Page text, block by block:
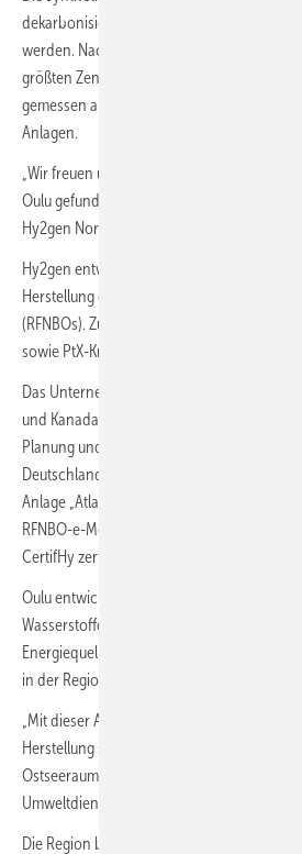
dekarbonisierende Sektoren wie Schifffahrt
werden. Nach Angaben des Unternehmens
größten Zentrum für Power-to-X-Projekte
gemessen an der Zahl der derzeit in
Anlagen.
„Wir freuen uns sehr, einen Standort für
Oulu gefunden zu haben“, sagt Hege
Hy2gen Nordic.
Hy2gen entwickelt, finanziert, baut und
Herstellung erneuerbarer Kraftstoffe nicht-
(RFNBOs). Zum Portfolio gehören
sowie PtX-Kraftstoffe wie Sustainable
Das Unternehmen ist bereits in
und Kanada aktiv. Die Projektpipeline
Planung und Bau sowie weitere 15 Gigawatt
Deutschland betreibt Hy2gen seit 2023 die
Anlage „Atlantis“ in Werlte. Diese wurde im
RFNBO-e-Methan-Anlage in Deutschland
CertifHy zertifiziert.
Oulu entwickelt sich zunehmend zu einem
Wasserstoffderivate. Neben Hy2gen haben
Energiequelle, ABO Energy, P2X Solutions
in der Region angekündigt.
„Mit dieser Ankündigung beherbergt Oulu
Herstellung synthetischer Kraftstoffe als
Ostseeraum“, sagt Marko Kilpeläinen,
Umweltdienste der Stadt Oulu.
Die Region bietet laut BusinessOulu